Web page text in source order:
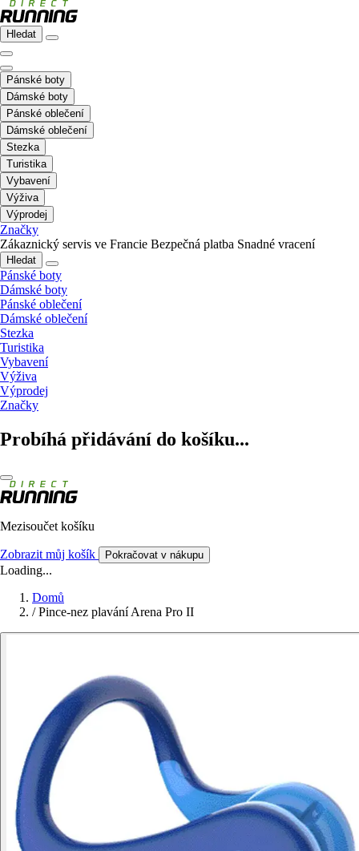
Hledat
Pánské boty
Dámské boty
Pánské oblečení
Dámské oblečení
Stezka
Turistika
Vybavení
Výživa
Výprodej
Značky
Zákaznický servis ve Francie Bezpečná platba Snadné vracení
Hledat
Pánské boty
Dámské boty
Pánské oblečení
Dámské oblečení
Stezka
Turistika
Vybavení
Výživa
Výprodej
Značky
Probíhá přidávání do košíku...
Mezisoučet košíku
Zobrazit můj košík Pokračovat v nákupu
Loading...
Domů
/ Pince-nez plavání Arena Pro II